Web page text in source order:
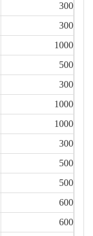
300
300
1000
500
300
1000
1000
300
500
500
600
600